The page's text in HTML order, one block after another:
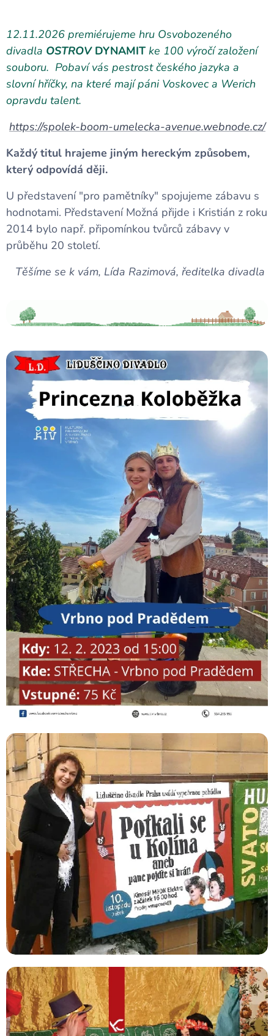
12.11.2026 premiérujeme hru Osvobozeného
divadla OSTROVDYNAMIT ke 100 výročí založení
souboru. Pobaví vás pestrost českého jazyka a
slovní hříčky, na které mají páni Voskovec a Werich
opravdu talent.
https://spolek-boom-umelecka-avenue.webnode.cz/
Každý titul hrajeme jiným hereckým způsobem,
který odpovídá ději.
U představení "pro pamětníky" spojujeme zábavu s
hodnotami. Představení Možná přijde i Kristián z roku
2014 bylo např. připomínkou tvůrců zábavy v
průběhu 20 století.
Těšíme se k vám, Lída Razimová, ředitelka divadla